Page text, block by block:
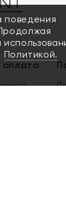
оплата
поведения
Политикой.